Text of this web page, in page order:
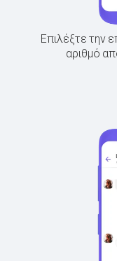
Επιλέξτε την
αριθμό